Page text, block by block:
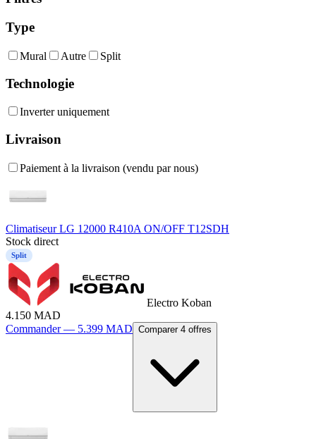
Type
Mural Autre Split
Technologie
Inverter uniquement
Livraison
Paiement à la livraison (vendu par nous)
Climatiseur LG 12000 R410A ON/OFF T12SDH
Stock direct
Split
Electro Koban
4.150 MAD
Commander — 5.399 MAD Comparer 4 offres